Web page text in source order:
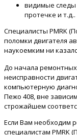
видимые следы
протечке и т.д..
Специалисты PMRK
поломки двигателя
наукоемким ни
До начала
неисправности
компьютерную
Пежо 408, вне
строжайшем
Если Вам необходим
специалистам PMRK